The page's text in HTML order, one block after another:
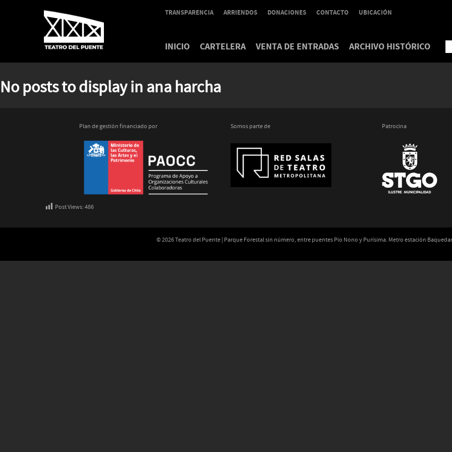
TRANSPARENCIA ARRIENDOS DONACIONES CONTACTO UBICACIÓN
INICIO CARTELERA VENTA DE ENTRADAS ARCHIVO HISTÓRICO
No posts to display in ana harcha
Plan de gestión financiado por Somos parte de Patrocina
Post Views:486
© 2026 Teatro del Puente | Parque Forestal sin número, entre puentes Pio Nono y Purísima. Metro estación